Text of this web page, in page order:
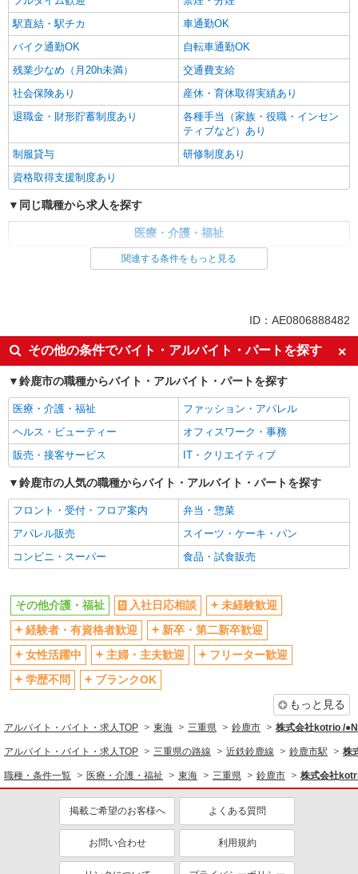
駅直結・駅チカ
車通勤OK
バイク通勤OK
自転車通勤OK
残業少なめ（月20h未満）
交通費支給
社会保険あり
産休・育休取得実績あり
退職金・財形貯蓄制度あり
各種手当（家族・役職・インセン
ティブなど）あり
制服貸与
研修制度あり
資格取得支援制度あり
同じ職種から求人を探す
医療・介護・福祉
同じ特徴から求人を探す
交通費支給
社会保険あり
産休・育休取得実績あり
関連する条件をもっと見る
ID：AE0806888482
その他の条件でバイト・アルバイト・パートを探す
鈴鹿市の職種からバイト・アルバイト・パートを探す
医療・介護・福祉
ファッション・アパレル
ヘルス・ビューティー
オフィスワーク・事務
販売・接客サービス
IT・クリエイティブ
鈴鹿市の人気の職種からバイト・アルバイト・パートを探す
フロント・受付・フロア案内
弁当・惣菜
アパレル販売
スイーツ・ケーキ・パン
コンビニ・スーパー
食品・試食販売
その他介護・福祉 入社日応相談
未経験歓迎
経験者・有資格者歓迎
新卒・第二新卒歓迎
女性活躍中
主婦・主夫歓迎
フリーター歓迎
学歴不問
ブランクOK
もっと見る
アルバイト・バイト・求人TOP 東海 三重県 鈴鹿市 株式会社kotrio /
アルバイト・バイト・求人TOP 三重県の路線 近鉄鈴鹿線 鈴鹿市駅 株
職種・条件一覧 医療・介護・福祉 東海 三重県 鈴鹿市 株式会社
掲載ご希望のお客様へ よくある質問
お問い合わせ 利用規約